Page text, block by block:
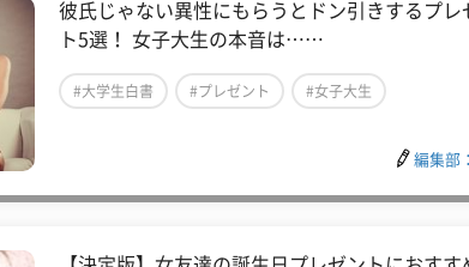
彼氏じゃない異性にもらうとドン引きするプレ
ト5選！ 女子大生の本音は……
#大学生白書 #プレゼント #女子大生
編集部